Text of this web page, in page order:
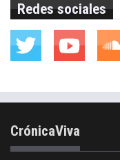
Redes sociales
CrónicaViva